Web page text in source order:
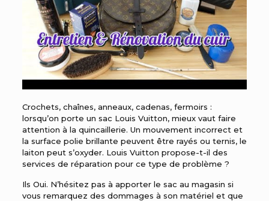
Crochets, chaînes, anneaux, cadenas, fermoirs :
lorsqu’on porte un sac Louis Vuitton, mieux vaut faire
attention à la quincaillerie. Un mouvement incorrect et
la surface polie brillante peuvent être rayés ou ternis, le
laiton peut s’oxyder. Louis Vuitton propose-t-il des
services de réparation pour ce type de problème ?
Ils Oui. N’hésitez pas à apporter le sac au magasin si
vous remarquez des dommages à son matériel et que